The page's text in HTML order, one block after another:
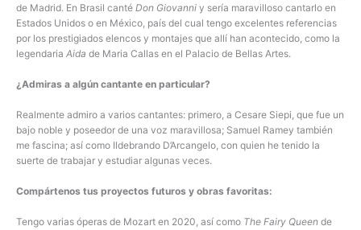
de Madrid. En Brasil canté Don Giovanni y sería maravilloso cantarlo en
Estados Unidos o en México, país del cual tengo excelentes referencias
por los prestigiados elencos y montajes que allí han acontecido, como la
legendaria Aida de Maria Callas en el Palacio de Bellas Artes.
¿Admiras a algún cantante en particular?
Realmente admiro a varios cantantes: primero, a Cesare Siepi, que fue un
bajo noble y poseedor de una voz maravillosa; Samuel Ramey también
me fascina; así como Ildebrando D’Arcangelo, con quien he tenido la
suerte de trabajar y estudiar algunas veces.
Compártenos tus proyectos futuros y obras favoritas:
Tengo varias óperas de Mozart en 2020, así como The Fairy Queen de